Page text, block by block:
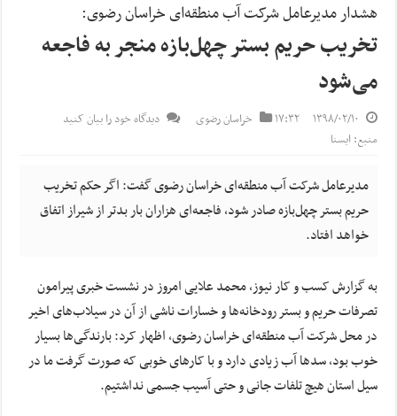
هشدار مدیرعامل شرکت آب منطقه‌ای خراسان رضوی:
تخریب حریم بستر چهل‌بازه منجر به فاجعه
می‌شود
۱۳۹۸/۰۲/۱۰ ۱۷:۳۲ خراسان رضوی
دیدگاه خود را بیان کنید
منبع: ایسنا
مدیرعامل شرکت آب منطقه‌ای خراسان رضوی گفت: اگر حکم تخریب
حریم بستر چهل‌بازه صادر شود، فاجعه‌ای هزاران بار بدتر از شیراز اتفاق
خواهد افتاد.
به گزارش کسب و کار نیوز، محمد علایی امروز در نشست خبری پیرامون
تصرفات حریم و بستر رودخانه‌ها و خسارات ناشی از آن در سیلاب‌های اخیر
در محل شرکت آب منطقه‌ای خراسان رضوی، اظهار کرد: بارندگی‌ها بسیار
خوب بود، سدها آب زیادی دارد و با کارهای خوبی که صورت گرفت ما در
سیل استان هیچ تلفات جانی و حتی آسیب جسمی نداشتیم.